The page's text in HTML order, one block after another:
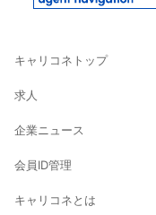
キャリコネトップ
求人
企業ニュース
会員ID管理
キャリコネとは